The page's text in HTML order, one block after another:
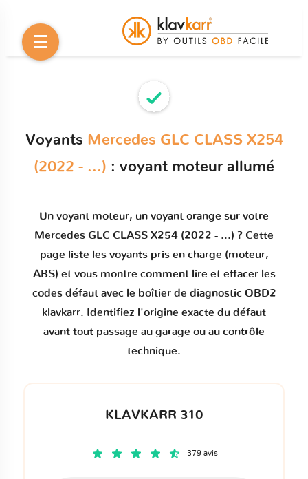
Voyants Mercedes GLC CLASS X254
(2022 - ...) : voyant moteur allumé
Un voyant moteur, un voyant orange sur votre
Mercedes GLC CLASS X254 (2022 - ...) ? Cette
page liste les voyants pris en charge (moteur,
ABS) et vous montre comment lire et effacer les
codes défautavec le boîtier de diagnostic OBD2
klavkarr. Identifiez l'origine exacte du défaut
avant tout passage au garage ou au contrôle
technique.
KLAVKARR 310
379 avis